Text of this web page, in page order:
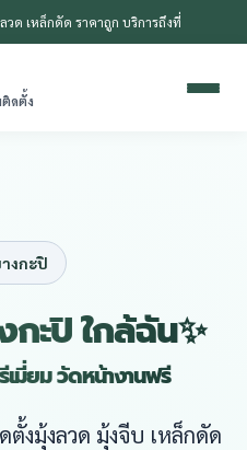
ด เหล็กดัด ราคาถูก บริการถึงที่
ติดตั้ง
งกะปิ
ะปิ ใกล้ฉัน✨
มี่ยม วัดหน้างานฟรี
งมุ้งลวด มุ้งจีบ เหล็กดัด